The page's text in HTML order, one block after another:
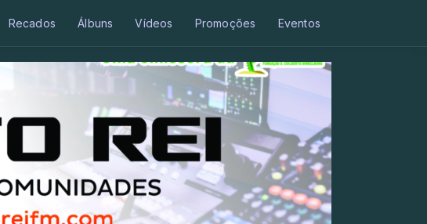
Recados Álbuns Vídeos Promoções Eventos